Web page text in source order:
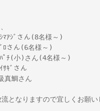
ｱｼﾞさん(8名様～)
ﾛさん(6名様～)
ﾟﾁ(小)さん(4名様～)
ｷﾞさん
真鯛さん
となりますので宜しくお願い